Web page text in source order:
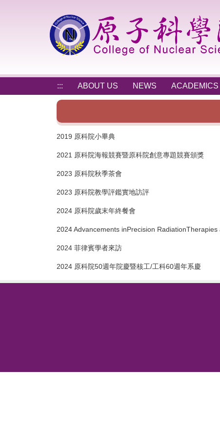
::: ABOUT US NEWS ACADEMICS
2019 原科院小畢典
2021 原科院海報競賽暨原科院創意專題競賽頒獎
2023 原科院秋季茶會
2023 原科院教學評鑑實地訪評
2024 原科院歲末年終餐會
2024 Advancements inPrecision
2024 菲律賓學者來訪
2024 原科院50週年院慶暨核工/工科60週年系慶